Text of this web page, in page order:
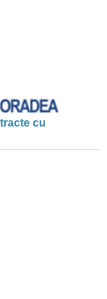
cu